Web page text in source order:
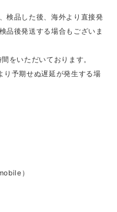
検品した後、海外より直接発
品後発送する場合もございま
をいただいております。
り予期せぬ遅延が発生する場
）